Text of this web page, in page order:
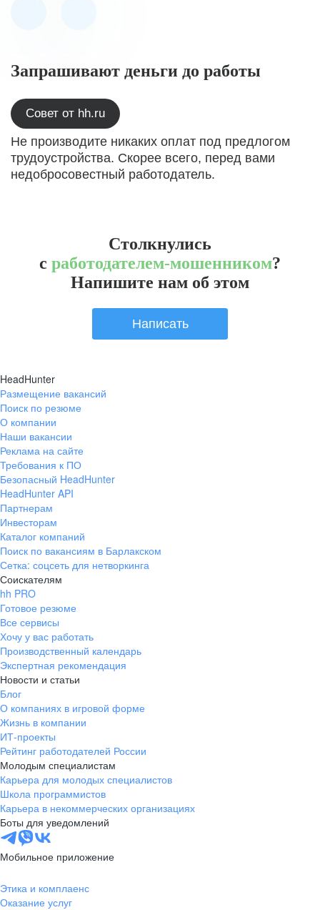
Запрашивают деньги до работы
Совет от hh.ru
Не производите никаких оплат под предлогом
трудоустройства. Скорее всего, перед вами
недобросовестный работодатель.
Столкнулись
с работодателем-мошенником?
Напишите нам об этом
Написать
HeadHunter
Размещение вакансий
Поиск по резюме
О компании
Наши вакансии
Реклама на сайте
Требования к ПО
Безопасный HeadHunter
HeadHunter API
Партнерам
Инвесторам
Каталог компаний
Поиск по вакансиям в Барлакском
Сетка: соцсеть для нетворкинга
Соискателям
hh PRO
Готовое резюме
Все сервисы
Хочу у вас работать
Производственный календарь
Экспертная рекомендация
Новости и статьи
Блог
О компаниях в игровой форме
Жизнь в компании
ИТ-проекты
Рейтинг работодателей России
Молодым специалистам
Карьера для молодых специалистов
Школа программистов
Карьера в некоммерческих организациях
Боты для уведомлений
Мобильное приложение
Этика и комплаенс
Оказание услуг